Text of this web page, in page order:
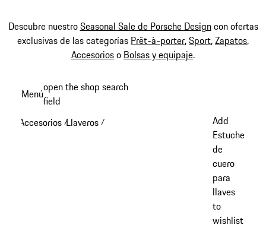
Descubre nuestroSeasonal Sale de Porsche Designcon ofertas
exclusivas de las categorías Prêt-à-porter,Sport,Zapatos,
Accesorioso Bolsas y equipaje.
principal
Menúopen the shop search
field
Accesorios /Llaveros /
Add
Estuche
de
cuero
para
llaves
to
wishlist